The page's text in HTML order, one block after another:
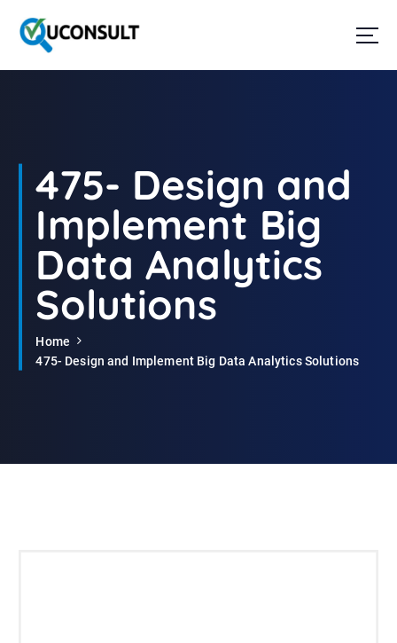
a
475- Design and
Implement Big
Data Analytics
Solutions
Home
475- Design and Implement Big Data Analytics Solutions